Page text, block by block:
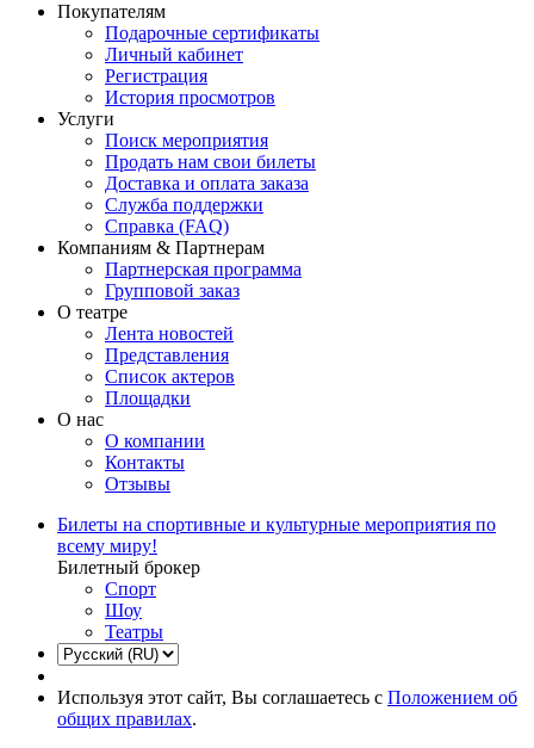
Покупателям
Подарочные сертификаты
Личный кабинет
Регистрация
История просмотров
Услуги
Поиск мероприятия
Продать нам свои билеты
Доставка и оплата заказа
Служба поддержки
Справка (FAQ)
Компаниям & Партнерам
Партнерская программа
Групповой заказ
О театре
Лента новостей
Представления
Список актеров
Площадки
О нас
О компании
Контакты
Отзывы
Билеты на спортивные и культурные мероприятия по
всему миру!
Билетный брокер
Спорт
Шоу
Театры
Используя этот сайт, Вы соглашаетесь с Положением об
общих правилах.